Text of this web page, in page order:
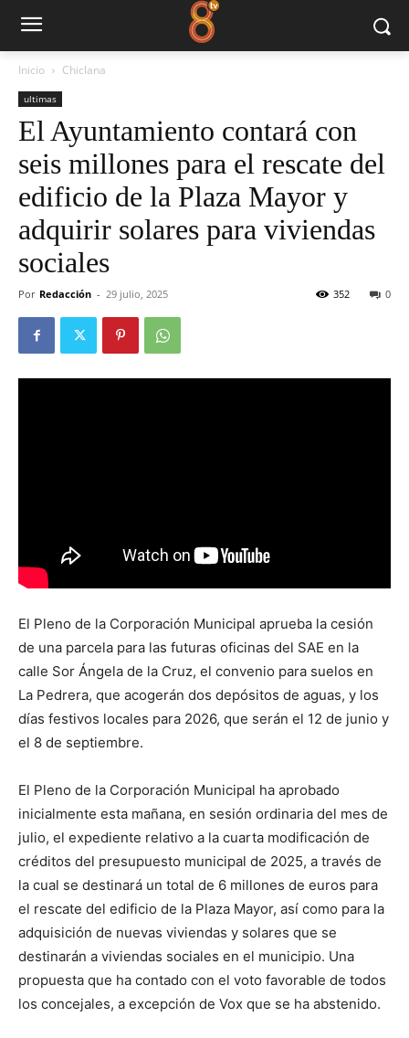
Inicio Chiclana
ultimas
El Ayuntamiento contará con
seis millones para el rescate del
edificio de la Plaza Mayor y
adquirir solares para viviendas
sociales
Por Redacción - 29 julio, 2025 0
352
El Pleno de la Corporación Municipal aprueba la cesión
de una parcela para las futuras oficinas del SAE en la
calle Sor Ángela de la Cruz, el convenio para suelos en
La Pedrera, que acogerán dos depósitos de aguas, y los
días festivos locales para 2026, que serán el 12 de junio y
el 8 de septiembre.
El Pleno de la Corporación Municipal ha aprobado
inicialmente esta mañana, en sesión ordinaria del mes de
julio, el expediente relativo a la cuarta modificación de
créditos del presupuesto municipal de 2025, a través de
la cual se destinará un total de 6 millones de euros para
el rescate del edificio de la Plaza Mayor, así como para la
adquisición de nuevas viviendas y solares que se
destinarán a viviendas sociales en el municipio. Una
propuesta que ha contado con el voto favorable de todos
los concejales, a excepción de Vox que se ha abstenido.